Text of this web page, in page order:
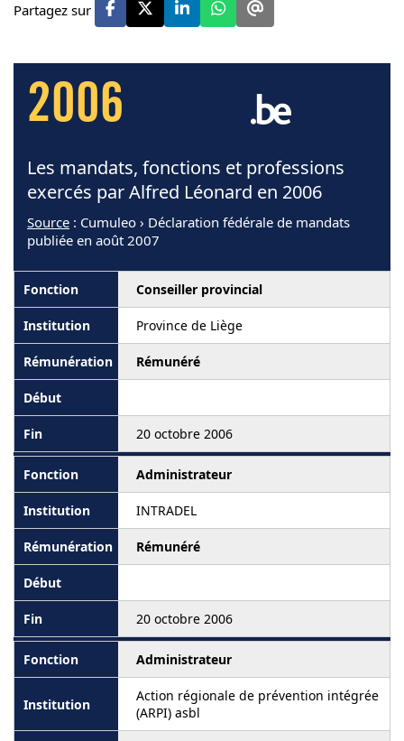
Partagez sur
2006
Les mandats, fonctions et professions
exercés par Alfred Léonard en 2006
Source : Cumuleo › Déclaration fédérale de mandats
publiée en août 2007
Conseiller provincial
Province de Liège
Rémunéré
20 octobre 2006
Administrateur
INTRADEL
Rémunéré
20 octobre 2006
Administrateur
Action régionale de prévention intégrée
(ARPI) asbl